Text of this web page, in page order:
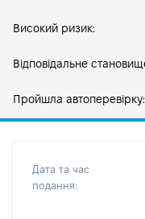
Високий ризик:
Відповідальне
Пройшла автоперевірку:
Дата та час
подання: